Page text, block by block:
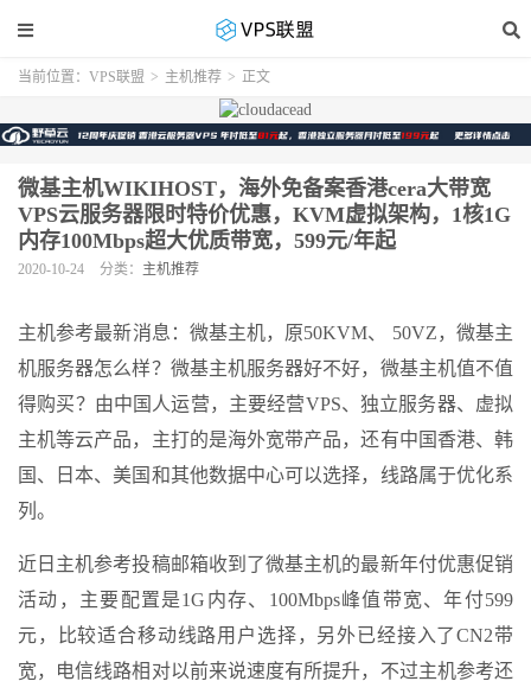
当前位置： VPS联盟 > 主机推荐 > 正文
微基主机WIKIHOST，海外免备案香港cera大带宽
VPS云服务器限时特价优惠，KVM虚拟架构，1核1G
内存100Mbps超大优质带宽，599元/年起
2020-10-24 分类： 主机推荐
主机参考最新消息：微基主机，原50KVM、 50VZ，微基主
机服务器怎么样？微基主机服务器好不好，微基主机值不值
得购买？由中国人运营，主要经营VPS、独立服务器、虚拟
主机等云产品，主打的是海外宽带产品，还有中国香港、韩
国、日本、美国和其他数据中心可以选择，线路属于优化系
列。
近日主机参考投稿邮箱收到了微基主机的最新年付优惠促销
活动，主要配置是1G内存、100Mbps峰值带宽、年付599
元，比较适合移动线路用户选择，另外已经接入了CN2带
宽，电信线路相对以前来说速度有所提升，不过主机参考还